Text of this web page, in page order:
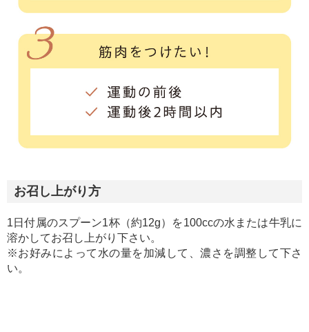
お召し上がり方
1日付属のスプーン1杯（約12g）を100ccの水または牛乳に
溶かしてお召し上がり下さい。
※お好みによって水の量を加減して、濃さを調整して下さ
い。